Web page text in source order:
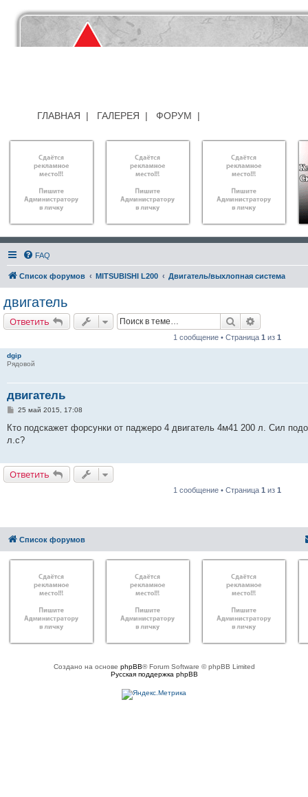
ГЛАВНАЯ | ГАЛЕРЕЯ | ФОРУМ |
FAQ
Список форумов MITSUBISHI L200 Двигатель/выхлопная система
двигатель
Ответить Поиск
1 сообщение • Страница 1 из 1
dgip
Рядовой
двигатель
С
о
щ
и
е
25 май 2015, 17:08
Кто подскажет форсунки от паджеро 4 двигатель 4м41 200 л. Сил
л.с?
Ответить
1 сообщение • Страница 1 из 1
Список форумов
Создано на основе phpBB® Forum Software © phpBB Limited
Русская поддержка phpBB